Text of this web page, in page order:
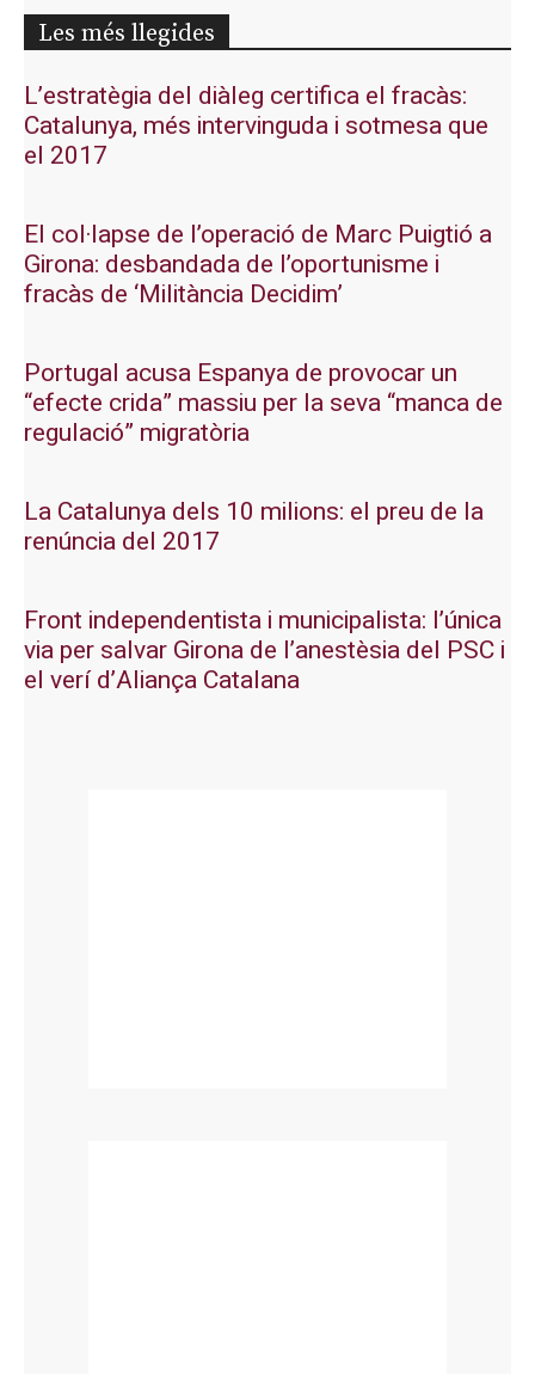
Les més llegides
L’estratègia del diàleg certifica el fracàs:
Catalunya, més intervinguda i sotmesa que
el 2017
El col·lapse de l’operació de Marc Puigtió a
Girona: desbandada de l’oportunisme i
fracàs de ‘Militància Decidim’
Portugal acusa Espanya de provocar un
“efecte crida” massiu per la seva “manca de
regulació” migratòria
La Catalunya dels 10 milions: el preu de la
renúncia del 2017
Front independentista i municipalista: l’única
via per salvar Girona de l’anestèsia del PSC i
el verí d’Aliança Catalana